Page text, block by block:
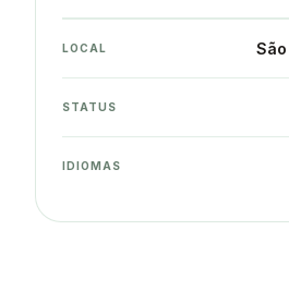
LOCAL
STATUS
IDIOMAS